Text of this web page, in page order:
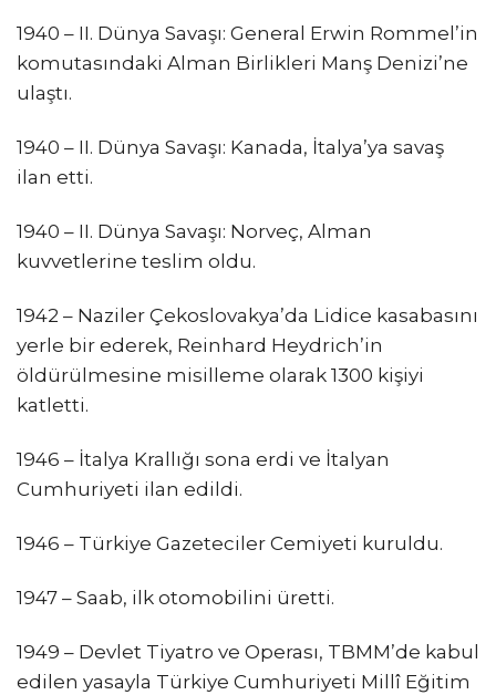
1940 – II. Dünya Savaşı: General Erwin Rommel’in
komutasındaki Alman Birlikleri Manş Denizi’ne
ulaştı.
1940 – II. Dünya Savaşı: Kanada, İtalya’ya savaş
ilan etti.
1940 – II. Dünya Savaşı: Norveç, Alman
kuvvetlerine teslim oldu.
1942 – Naziler Çekoslovakya’da Lidice kasabasını
yerle bir ederek, Reinhard Heydrich’in
öldürülmesine misilleme olarak 1300 kişiyi
katletti.
1946 – İtalya Krallığı sona erdi ve İtalyan
Cumhuriyeti ilan edildi.
1946 – Türkiye Gazeteciler Cemiyeti kuruldu.
1947 – Saab, ilk otomobilini üretti.
1949 – Devlet Tiyatro ve Operası, TBMM’de kabul
edilen yasayla Türkiye Cumhuriyeti Millî Eğitim